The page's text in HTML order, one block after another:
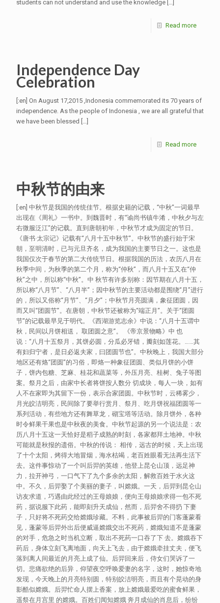
students can not understand and use the knowledge […]
Read more
Independence Day
Celebration
[:en] On August 17,2015 ,Indonesia commemorated its 70 years of
independence. As the people of Indonesia , we are all grateful that
we have been blessed […]
Read more
中秋节的由来
[:en] 中秋节是我国的传统佳节。根据史籍的记载，“中秋”一词最早
出现在《周礼》一书中。到魏晋时，有“谕尚书镇牛淆，中秋夕与左
右微服泛江”的记载。 直到唐朝初年，中秋节才成为固定的节日。
《唐书·太宗记》记载有“八月十五中秋节”。中秋节的盛行始于宋
朝，至明清时，已与元旦齐名，成为我国的主要节日之一。 这也是
我国仅次于春节的第二大传统节日。根据我国的历法，农历八月在
秋季中间，为秋季的第二个月，称为“仲秋”，而八月十五又在“仲
秋”之中，所以称“中秋”。 中 秋节有许多别称：因节期在八月十五，
所以称“八月节”、“八月半”；因中秋节的主要活动都是围绕“月”进行
的，所以又俗称“月节”、“月夕”；中秋节月亮圆满，象征团圆，因
而又叫“团圆节”。在唐朝，中秋节还被称为“端正月”。关于“团圆
节”的记载最早见于明代。 《西湖游览志余》中说：“八月十五谓中
秋，民间以月饼相送， 取团圆之意”。 《帝京景物略》中 也
说：“八月十五祭月，其饼必圆，分瓜必牙错，瓣刻如莲花。……其
有妇归宁者，是日必返夫家，曰团圆节也”。中秋晚上，我国大部分
地区还有烙“团圆”的习俗，即烙一种象征团圆、类似月饼的小饼
子，饼内包糖、芝麻、桂花和蔬菜等，外压月亮、桂树、兔子等图
案。 祭月之后，由家中长者将饼按人数分 切成块，每人一块，如有
人不在家即为其留下一份，表示合家团圆。中秋节时，云稀雾少，
月光皎洁明亮，民间除了要举行赏月、祭月、吃月饼祝福团圆等一
系列活动，有些地方还有舞草龙，砌宝塔等活动。 除月饼外，各种
时令鲜果干果也是中秋夜的美食。中秋节起源的另一个说法是：农
历八月十五这一天恰好是稻子成熟的时刻，各家都拜土地神。 中秋
可能就是秋报的遗俗。中秋的传说： 相传，远古的时候，天上出现
了十个太阳，烤得大地冒烟，海水枯竭，老百姓眼看无法再生活下
去。这件事惊动了一个叫后羿的英雄，他登上昆仑山顶，远足神
力，拉开神弓，一口气下了九个多余的太阳，解救百姓于水火这
中。 不久，后羿娶了个美丽的妻子，叫嫦娥。一天，后羿到昆仑山
访友求道，巧遇由此经过的王母娘娘，便向王母娘娘求得一包不死
药，据说服下此药，能即刻升天成仙，然而，后羿舍不得扔 下妻
子，只好将不死药交给嫦娥珍藏。 不料，此事被后羿的门客蓬蒙看
见，蓬蒙等后羿外出后便威逼嫦娥交出不死药，嫦娥知道不是蓬蒙
的对手，危急之时当机立断，取出不死药一口吞了下 去。嫦娥吞下
药后，身体立刻飞离地面，向天上飞去，由于嫦娥牵挂丈夫，便飞
落到离人间最近的月亮上成了仙。 后羿回来后，侍女们哭诉了一
切。悲痛欲绝的后异，仰望夜空呼唤爱妻的名字，这时，她惊奇地
发现，今天晚上的月亮特别圆，特别皎洁明亮，而且有个晃动的身
影酷似嫦娥。 后羿忙命人摆上香案，放上嫦娥最爱吃的蜜食鲜果，
遥祭在月宫里 的嫦娥。百姓们闻知嫦娥 奔月成仙的肖息后，纷纷